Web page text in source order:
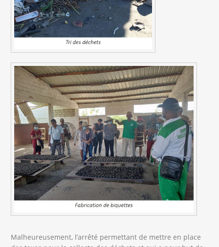
Malheureusement, l’arrêté permettant de mettre en place